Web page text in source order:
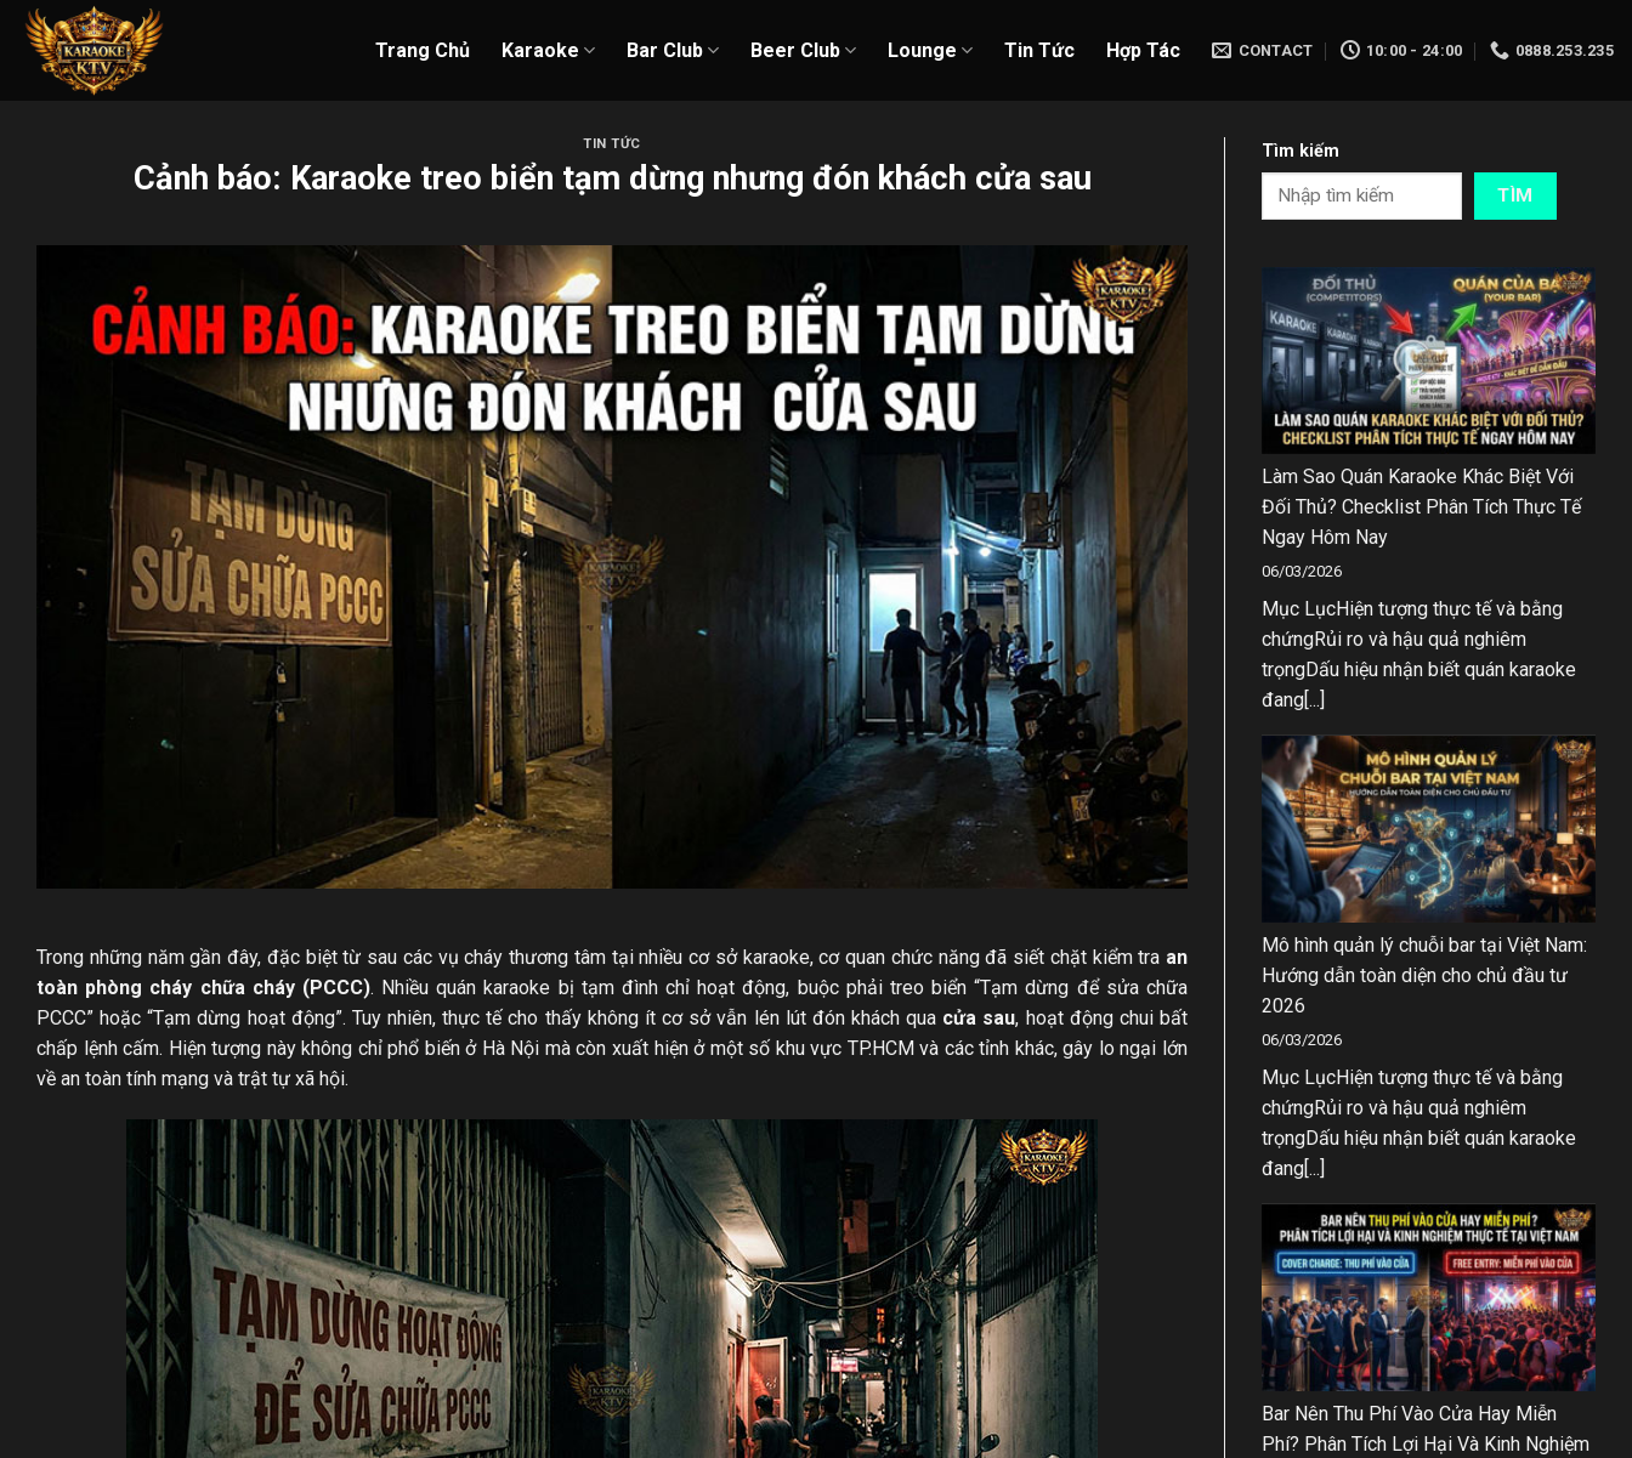
Skip
content
Trang Chủ Karaoke Bar Club Beer Club Lounge Tin Tức Hợp Tác CONTACT 10:00 - 24:00 0888.253.235
TIN TỨC
Cảnh báo: Karaoke treo biển tạm dừng nhưng đón khách cửa sau
Trong những năm gần đây, đặc biệt từ sau các vụ cháy thương tâm tại nhiều cơ sở karaoke, cơ quan chức năng đã siết chặt kiểm tra an
toàn phòng cháy chữa cháy (PCCC). Nhiều quán karaoke bị tạm đình chỉ hoạt động, buộc phải treo biển “Tạm dừng để sửa chữa
PCCC” hoặc “Tạm dừng hoạt động”. Tuy nhiên, thực tế cho thấy không ít cơ sở vẫn lén lút đón khách qua cửa sau, hoạt động chui bất
chấp lệnh cấm. Hiện tượng này không chỉ phổ biến ở Hà Nội mà còn xuất hiện ở một số khu vực TP.HCM và các tỉnh khác, gây lo ngại lớn
về an toàn tính mạng và trật tự xã hội.
Tìm kiếm
TÌM
Làm Sao Quán Karaoke Khác Biệt Với
Đối Thủ? Checklist Phân Tích Thực Tế
Ngay Hôm Nay
06/03/2026
Mục LụcHiện tượng thực tế và bằng
chứngRủi ro và hậu quả nghiêm
trọngDấu hiệu nhận biết quán karaoke
đang[...]
Mô hình quản lý chuỗi bar tại Việt Nam:
Hướng dẫn toàn diện cho chủ đầu tư
2026
06/03/2026
Mục LụcHiện tượng thực tế và bằng
chứngRủi ro và hậu quả nghiêm
trọngDấu hiệu nhận biết quán karaoke
đang[...]
Bar Nên Thu Phí Vào Cửa Hay Miễn
Phí? Phân Tích Lợi Hại Và Kinh Nghiệm